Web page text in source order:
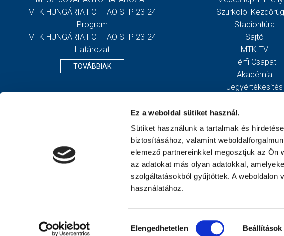
Ez a weboldal sütiket használ.
Sütiket használunk a tartalmak és
biztosításához, valamint
elemező partnereinkkel megosztjuk az Ön
az adatokat más olyan adatokkal,
szolgáltatásokból gyűjtöttek. A weboldalon
használatához.
kiválasztása
Elengedhetetlen Beállítások
MTK HUNGÁRIA FC - TAO SFP 23-24
Program
MTK HUNGÁRIA FC - TAO SFP 23-24
Határozat
TOVÁBBIAK
Szurkolói
Stadiontúra
Sajtó
MTK TV
Férfi Csapat
Akadémia
Jegyértékesítés
Egyesület
Kapcsolat